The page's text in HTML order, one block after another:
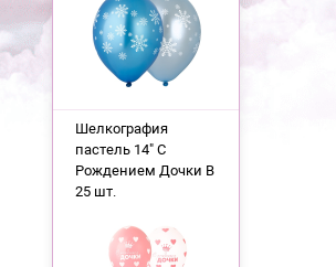
Шелкография
пастель 14" С
Рождением Дочки B
25 шт.